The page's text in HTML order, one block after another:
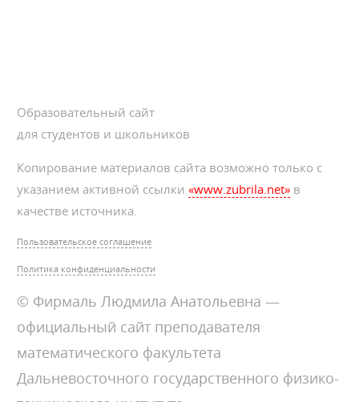
Образовательный сайт
для студентов и школьников
Копирование материалов сайта возможно только с
указанием активной ссылки«www.zubrila.net» в
качестве источника.
Пользовательское соглашение
Политика конфиденциальности
© Фирмаль Людмила Анатольевна —
официальный сайт преподавателя
математического факультета
Дальневосточного государственного физико-